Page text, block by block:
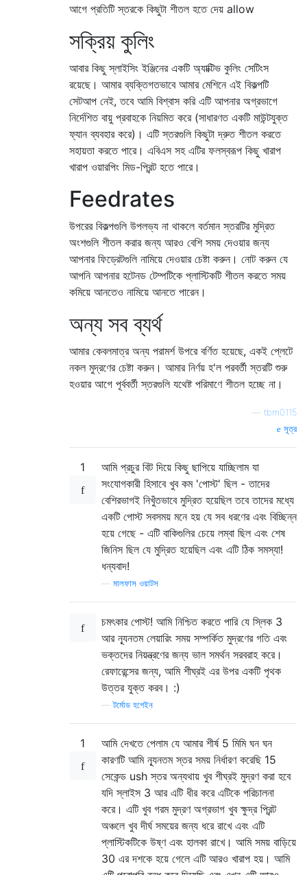
আগে প্রতিটি স্তরকে কিছুটা শীতল হতে দেয় allow
সক্রিয় কুলিং
আবার কিছু স্লাইসিং ইঞ্জিনের একটি অ্যাক্টিভ কুলিং সেটিংস
রয়েছে। আমার ব্যক্তিগতভাবে আমার মেশিনে এই বিকল্পটি
সেটআপ নেই, তবে আমি বিশ্বাস করি এটি আপনার অগ্রভাগে
নির্দেশিত বায়ু প্রবাহকে নিয়মিত করে (সাধারণত একটি মাউন্টযুক্ত
ফ্যান ব্যবহার করে)। এটি স্তরগুলি কিছুটা দ্রুত শীতল করতে
সহায়তা করতে পারে। এবিএস সহ এটির ফলস্বরূপ কিছু খারাপ
খারাপ ওয়ারপিং মিড-প্রিন্ট হতে পারে।
Feedrates
উপরের বিকল্পগুলি উপলভ্য না থাকলে বর্তমান স্তরটির মুদ্রিত
অংশগুলি শীতল করার জন্য আরও বেশি সময় দেওয়ার জন্য
আপনার ফিড্রেটগুলি নামিয়ে দেওয়ার চেষ্টা করুন। নোট করুন যে
আপনি আপনার হটেনড টেম্পটিকে প্লাস্টিকটি শীতল করতে সময়
কমিয়ে আনতেও নামিয়ে আনতে পারেন।
অন্য সব ব্যর্থ
আমার কেবলমাত্র অন্য পরামর্শ উপরে বর্ণিত হয়েছে, একই প্লেটে
নকল মুদ্রণের চেষ্টা করুন। আমার নির্ণয় হ'ল পরবর্তী স্তরটি শুরু
হওয়ার আগে পূর্ববর্তী স্তরগুলি যথেষ্ট পরিমাণে শীতল হচ্ছে না।
tbm0115
সূত্র
1
আমি প্রচুর বিট দিয়ে কিছু ছাপিয়ে যাচ্ছিলাম যা
সংযোগকারী হিসাবে খুব কম 'পোস্ট' ছিল - তাদের
বেশিরভাগই নিখুঁতভাবে মুদ্রিত হয়েছিল তবে তাদের মধ্যে
একটি পোস্ট সবসময় মনে হয় যে সব ধরণের এবং বিচ্ছিন্ন
হয়ে গেছে - এটি বাকিগুলির চেয়ে লম্বা ছিল এবং শেষ
জিনিস ছিল যে মুদ্রিত হয়েছিল এবং এটি ঠিক সমস্যা!
ধন্যবাদ!
মালফাস ওয়াটস
চমৎকার পোস্ট! আমি নিশ্চিত করতে পারি যে স্লিক 3
আর ন্যূনতম লেয়ারিং সময় সম্পর্কিত মুদ্রণের গতি এবং
ভক্তদের নিয়ন্ত্রণের জন্য ভাল সমর্থন সরবরাহ করে।
রেফারেন্সের জন্য, আমি শীঘ্রই এর উপর একটি পৃথক
উত্তর যুক্ত করব। :)
—টর্মোড হগেইন
1
আমি দেখতে পেলাম যে আমার শীর্ষ 5 মিমি ঘন ঘন
কারণটি আমি ন্যূনতম স্তর সময় নির্ধারণ করেছি 15
সেকেন্ড ush স্তর অন্যথায় খুব শীঘ্রই মুদ্রণ করা হবে
যদি স্লাইস 3 আর এটি ধীর করে এটিকে পরিচালনা
করে। এটি খুব গরম মুদ্রণ অগ্রভাগ খুব ক্ষুদ্র প্রিন্ট
অঞ্চলে খুব দীর্ঘ সময়ের জন্য ধরে রাখে এবং এটি
প্লাস্টিকটিকে উষ্ণ এবং হালকা রাখে। আমি সময় বাড়িয়ে
30 এর দশকে হয়ে গেলে এটি আরও খারাপ হয়। আমি